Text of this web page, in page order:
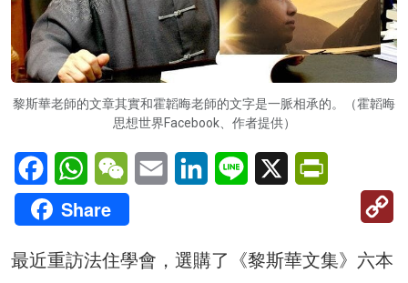
黎斯華老師的文章其實和霍韜晦老師的文字是一脈相承的。（霍韜晦
思想世界Facebook、作者提供）
FacebookWhatsAppWeChatEmail LinkedInLine X
Share
最近重訪法住學會，選購了《黎斯華文集》六本